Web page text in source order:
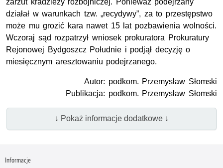
działał w warunkach tzw. „recydywy”, za to przestępstwo
może mu grozić kara nawet 15 lat pozbawienia wolności.
Wczoraj sąd rozpatrzył wniosek prokuratora Prokuratury
Rejonowej Bydgoszcz Południe i podjął decyzję o
miesięcznym aresztowaniu podejrzanego.
Autor: podkom. Przemysław Słomski
Publikacja: podkom. Przemysław Słomski
↓ Pokaż informacje dodatkowe ↓
Informacje